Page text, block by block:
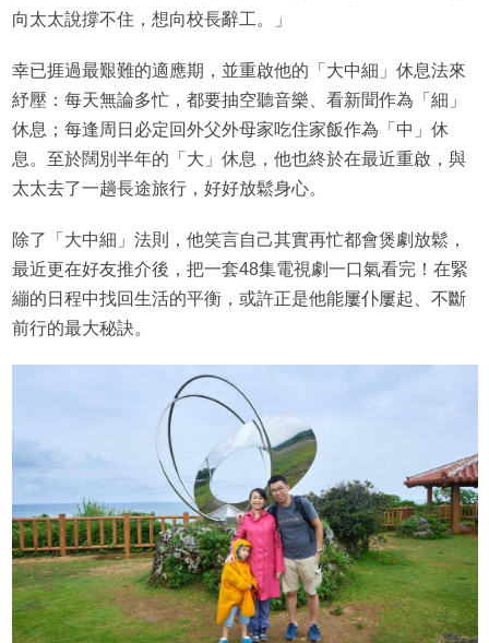
向太太說撐不住，想向校長辭工。」
幸已捱過最艱難的適應期，並重啟他的「大中細」休息法來
紓壓：每天無論多忙，都要抽空聽音樂、看新聞作為「細」
休息；每逢周日必定回外父外母家吃住家飯作為「中」休
息。至於闊別半年的「大」休息，他也終於在最近重啟，與
太太去了一趟長途旅行，好好放鬆身心。
除了「大中細」法則，他笑言自己其實再忙都會煲劇放鬆，
最近更在好友推介後，把一套48集電視劇一口氣看完！在緊
繃的日程中找回生活的平衡，或許正是他能屢仆屢起、不斷
前行的最大秘訣。